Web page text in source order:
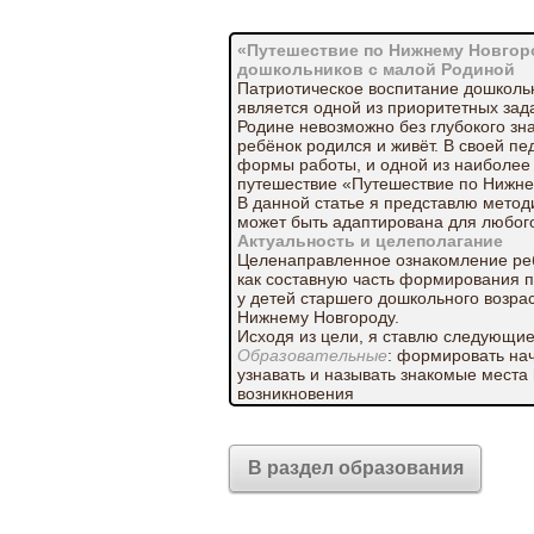
«Путешествие по Нижнему
дошкольников с малой Родиной
Патриотическое воспитание
является одной из приоритетных
Родине невозможно без глубокого
ребёнок родился и живёт. В своей
формы работы, и одной из наиболее
путешествие «Путешествие по
В данной статье я представлю
может быть адаптирована для
Актуальность и целеполагание
Целенаправленное ознакомление
как составную часть
у детей старшего дошкольного
Нижнему Новгороду.
Исходя из цели, я ставлю следующие
Образовательные: формировать
узнавать и называть знакомые
возникновения
города,
символикой
основными
В раздел образования